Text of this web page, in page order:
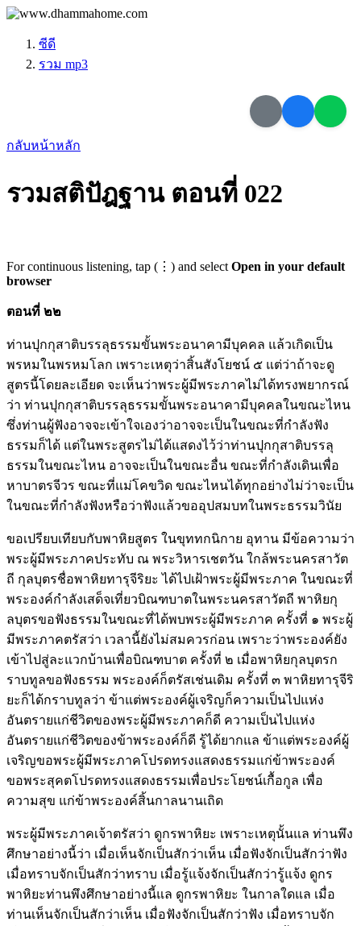
ซีดี
รวม mp3
กลับหน้าหลัก
รวมสติปัฎฐาน ตอนที่ 022
For continuous listening, tap (⋮) and select Open in your default
browser
ตอนที่ ๒๒
ท่านปุกกุสาติบรรลุธรรมขั้นพระอนาคามีบุคคล แล้วเกิดเป็น
พรหมในพรหมโลก เพราะเหตุว่าสิ้นสังโยชน์ ๕ แต่ว่าถ้าจะดู
สูตรนี้โดยละเอียด จะเห็นว่าพระผู้มีพระภาคไม่ได้ทรงพยากรณ์
ว่า ท่านปุกกุสาติบรรลุธรรมขั้นพระอนาคามีบุคคลในขณะไหน
ซึ่งท่านผู้ฟังอาจจะเข้าใจเองว่าอาจจะเป็นในขณะที่กำลังฟัง
ธรรมก็ได้ แต่ในพระสูตรไม่ได้แสดงไว้ว่าท่านปุกกุสาติบรรลุ
ธรรมในขณะไหน อาจจะเป็นในขณะอื่น ขณะที่กำลังเดินเพื่อ
หาบาตรจีวร ขณะที่แม่โคขวิด ขณะไหนได้ทุกอย่างไม่ว่าจะเป็น
ในขณะที่กำลังฟังหรือว่าฟังแล้วขออุปสมบทในพระธรรมวินัย
ขอเปรียบเทียบกับพาหิยสูตร ในขุททกนิกาย อุทาน มีข้อความว่า
พระผู้มีพระภาคประทับ ณ พระวิหารเชตวัน ใกล้พระนครสาวัต
ถี กุลบุตรชื่อพาหิยทารุจีริยะ ได้ไปเฝ้าพระผู้มีพระภาค ในขณะที่
พระองค์กำลังเสด็จเที่ยวบิณฑบาตในพระนครสาวัตถี พาหิยกุ
ลบุตรขอฟังธรรมในขณะที่ได้พบพระผู้มีพระภาค ครั้งที่ ๑ พระผู้
มีพระภาคตรัสว่า เวลานี้ยังไม่สมควรก่อน เพราะว่าพระองค์ยัง
เข้าไปสู่ละแวกบ้านเพื่อบิณฑบาต ครั้งที่ ๒ เมื่อพาหิยกุลบุตรก
ราบทูลขอฟังธรรม พระองค์ก็ตรัสเช่นเดิม ครั้งที่ ๓ พาหิยทารุจีริ
ยะก็ได้กราบทูลว่า ข้าแต่พระองค์ผู้เจริญก็ความเป็นไปแห่ง
อันตรายแก่ชีวิตของพระผู้มีพระภาคก็ดี ความเป็นไปแห่ง
อันตรายแก่ชีวิตของข้าพระองค์ก็ดี รู้ได้ยากแล ข้าแต่พระองค์ผู้
เจริญขอพระผู้มีพระภาคโปรดทรงแสดงธรรมแก่ข้าพระองค์
ขอพระสุคตโปรดทรงแสดงธรรมเพื่อประโยชน์เกื้อกูล เพื่อ
ความสุข แก่ข้าพระองค์สิ้นกาลนานเถิด
พระผู้มีพระภาคเจ้าตรัสว่า ดูกรพาหิยะ เพราะเหตุนั้นแล ท่านพึง
ศึกษาอย่างนี้ว่า เมื่อเห็นจักเป็นสักว่าเห็น เมื่อฟังจักเป็นสักว่าฟัง
เมื่อทราบจักเป็นสักว่าทราบ เมื่อรู้แจ้งจักเป็นสักว่ารู้แจ้ง ดูกร
พาหิยะท่านพึงศึกษาอย่างนี้แล ดูกรพาหิยะ ในกาลใดแล เมื่อ
ท่านเห็นจักเป็นสักว่าเห็น เมื่อฟังจักเป็นสักว่าฟัง เมื่อทราบจัก